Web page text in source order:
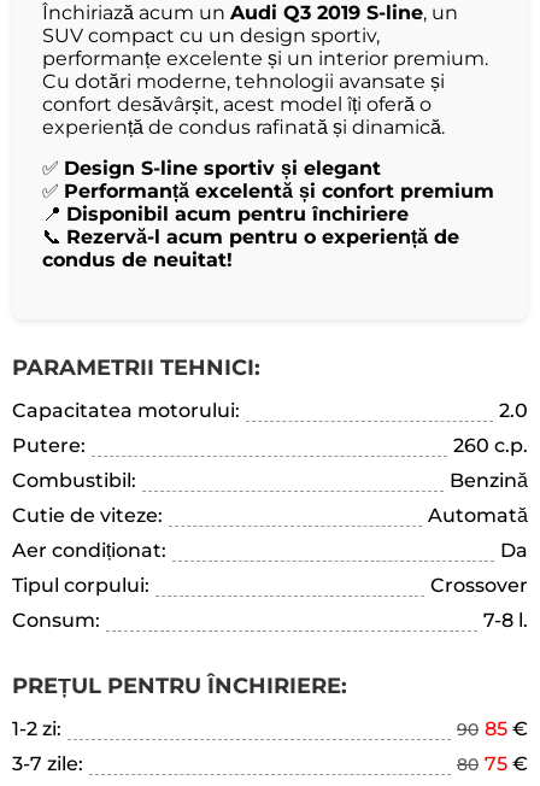
Închiriază acum un Audi Q3 2019 S-line, un
SUV compact cu un design sportiv,
performanțe excelente și un interior premium.
Cu dotări moderne, tehnologii avansate și
confort desăvârșit, acest model îți oferă o
experiență de condus rafinată și dinamică.
✅ Design S-line sportiv și elegant
✅ Performanță excelentă și confort premium
📍 Disponibil acum pentru închiriere
📞 Rezervă-l acum pentru o experiență de
condus de neuitat!
PARAMETRII TEHNICI:
Capacitatea motorului:
2.0
Putere:
260 c.p.
Combustibil:
Benzină
Cutie de viteze:
Automată
Aer condiționat:
Da
Tipul corpului:
Crossover
Consum:
7-8 l.
PREȚUL PENTRU ÎNCHIRIERE:
1-2 zi: 90 85 €
3-7 zile:
80 75 €